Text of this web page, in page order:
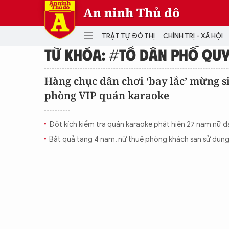
An ninh Thủ đô
TRẬT TỰ ĐÔ THỊ CHÍNH TRỊ - XÃ HỘI
TRẬT TỰ ĐÔ THỊ
THẾ GIỚI
THÀNH PHỐ THÔNG MINH
TỪ KHÓA: #TỔ DÂN PHỐ
Hàng chục dân chơi ‘bay lắc’ mừng
phòng VIP quán karaoke
Đột kích kiểm tra quán karaoke phát hiện 27 nam nữ
Bắt quả tang 4 nam, nữ thuê phòng khách sạn sử